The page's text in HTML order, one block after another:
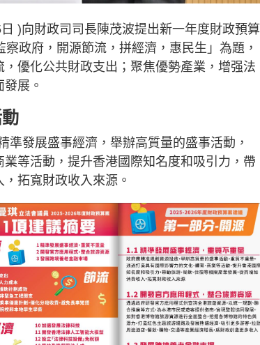
)向財政司司長陳茂波提出新一年度財政預算
政府，開源節流，拼經濟，惠民生」為題，
優化公共財政支出；聚焦優勢產業，增强法
展。
發展盛事經濟，舉辦高質量的盛事活動，
等活動，提升香港國際知名度和吸引力，帶
拓寬財政收入來源。